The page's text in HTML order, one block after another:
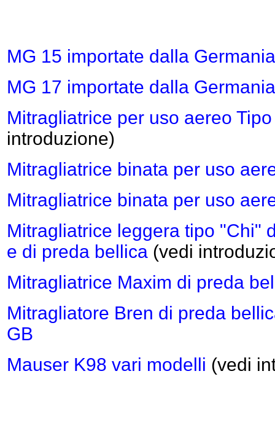
MG 15 importate dalla Germania
MG 17 importate dalla
Mitragliatrice per uso aereo
introduzione)
Mitragliatrice binata per uso
Mitragliatrice binata per uso
Mitragliatrice leggera tipo "Chi"
e di preda bellica (vedi
Mitragliatrice Maxim di preda
Mitragliatore Bren di preda
GB
Mauser K98 vari modelli (vedi